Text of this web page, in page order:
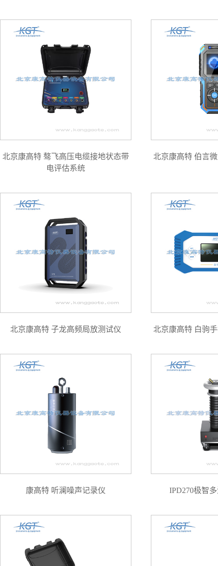
北京康高特 骜飞高压电缆接地状态带
电评估系统
北京康高特 伯言
北京康高特 子龙高频局放测试仪 北京康高特 白驹
康高特 听澜噪声记录仪 IPD270极智